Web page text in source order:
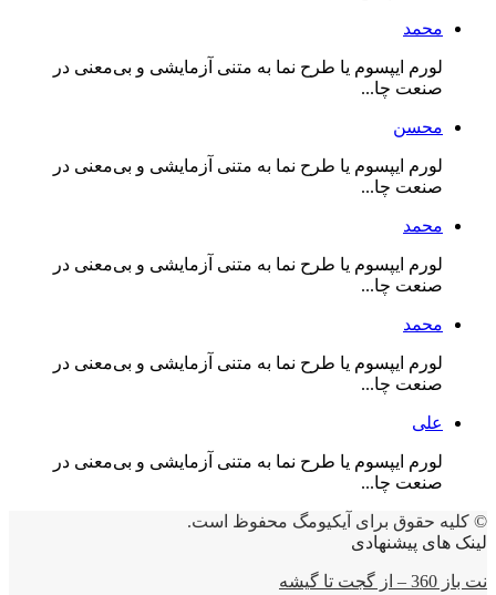
محمد
لورم ایپسوم یا طرح‌ نما به متنی آزمایشی و بی‌معنی در
صنعت چا...
محسن
لورم ایپسوم یا طرح‌ نما به متنی آزمایشی و بی‌معنی در
صنعت چا...
محمد
لورم ایپسوم یا طرح‌ نما به متنی آزمایشی و بی‌معنی در
صنعت چا...
محمد
لورم ایپسوم یا طرح‌ نما به متنی آزمایشی و بی‌معنی در
صنعت چا...
علی
لورم ایپسوم یا طرح‌ نما به متنی آزمایشی و بی‌معنی در
صنعت چا...
© کلیه حقوق برای آیکیومگ محفوظ است.
لینک های پیشنهادی
نت باز 360 – از گجت تا گیشه